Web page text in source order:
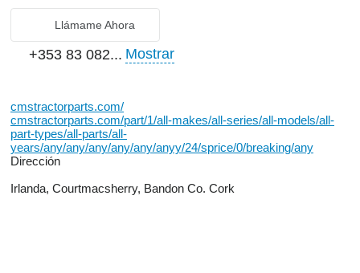
Llámame Ahora
+353 83 082... Mostrar
cmstractorparts.com/
cmstractorparts.com/part/1/all-makes/all-series/all-models/all-
part-types/all-parts/all-
years/any/any/any/any/any/anyy/24/sprice/0/breaking/any
Dirección
Irlanda, Courtmacsherry, Bandon Co. Cork